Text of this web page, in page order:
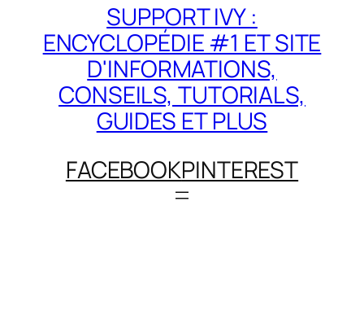
SUPPORT IVY :
ENCYCLOPÉDIE #1 ET SITE
D'INFORMATIONS,
CONSEILS, TUTORIALS,
GUIDES ET PLUS
FACEBOOKPINTEREST